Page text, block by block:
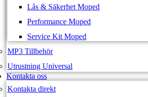
Lås & Säkerhet Moped
Performance Moped
Service Kit Moped
MP3 Tillbehör
Utrustning Universal
Kontakta oss
Kontakta direkt